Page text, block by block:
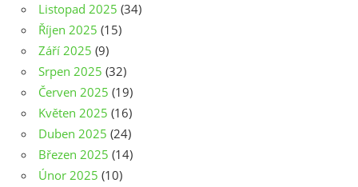
Listopad 2025 (34)
Říjen 2025 (15)
Září 2025 (9)
Srpen 2025 (32)
Červen 2025 (19)
Květen 2025 (16)
Duben 2025 (24)
Březen 2025 (14)
Únor 2025 (10)